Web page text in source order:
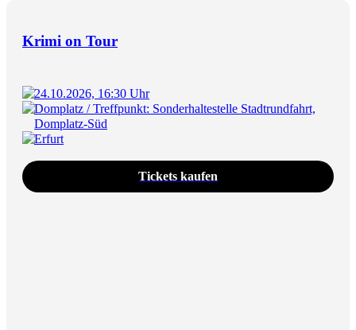
Krimi on Tour
24.10.2026, 16:30 Uhr
Domplatz / Treffpunkt: Sonderhaltestelle Stadtrundfahrt,
Domplatz-Süd
Erfurt
Tickets kaufen